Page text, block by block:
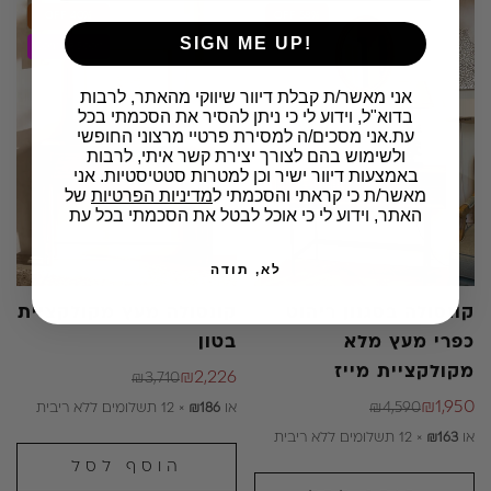
קונסולה בסגנון ריהוט
כפרי מעץ מלא
מקולקציית מייז
מחיר
מבצע
₪1,950
מחיר
רגיל
₪4,590
או ₪163 × 12 תשלומים ללא ריבית
Coming Soon
קונסולה מעץ מקולקציית
בטון
מחיר
מבצע
₪2,226
מחיר
רגיל
₪3,710
או ₪186 × 12 תשלומים ללא ריבית
הוסף לסל
SIGN ME UP!
​אני מאשר/ת קבלת דיוור שיווקי מהאתר, לרבות
בדוא"ל, וידוע לי כי ניתן להסיר את הסכמתי בכל
עת.אני מסכים/ה למסירת פרטיי מרצוני החופשי
ולשימוש בהם לצורך יצירת קשר איתי, לרבות
באמצעות דיוור ישיר וכן למטרות סטטיסטיות. אני
מאשר/ת כי קראתי והסכמתי למדיניות הפרטיות של
האתר, וידוע לי כי אוכל לבטל את הסכמתי בכל עת
לא, תודה